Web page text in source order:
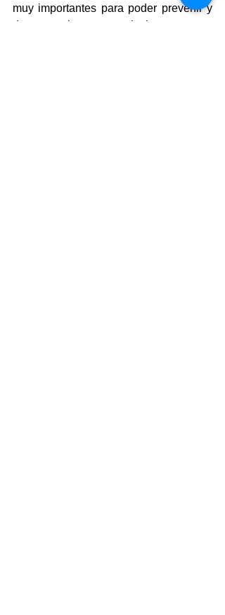
muy importantes para poder prevenir y
detectar a tiempo estas lesiones.